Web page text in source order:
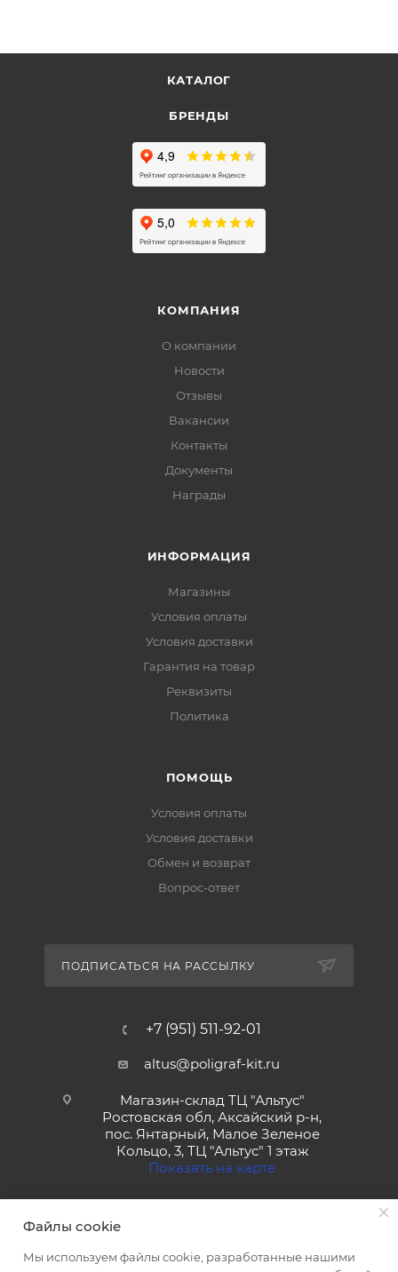
КАТАЛОГ
БРЕНДЫ
КОМПАНИЯ
О компании
Новости
Отзывы
Вакансии
Контакты
Документы
Награды
ИНФОРМАЦИЯ
Магазины
Условия оплаты
Условия доставки
Гарантия на товар
Реквизиты
Политика
ПОМОЩЬ
Условия оплаты
Условия доставки
Обмен и возврат
Вопрос-ответ
ПОДПИСАТЬСЯ НА РАССЫЛКУ
+7 (951) 511-92-01
altus@poligraf-kit.ru
Магазин-склад ТЦ "Альтус"
Ростовская обл, Аксайский р-н,
пос. Янтарный, Малое Зеленое
Кольцо, 3, ТЦ "Альтус" 1 этаж
Показать на карте
Файлы cookie
Мы используем файлы cookie, разработанные нашими